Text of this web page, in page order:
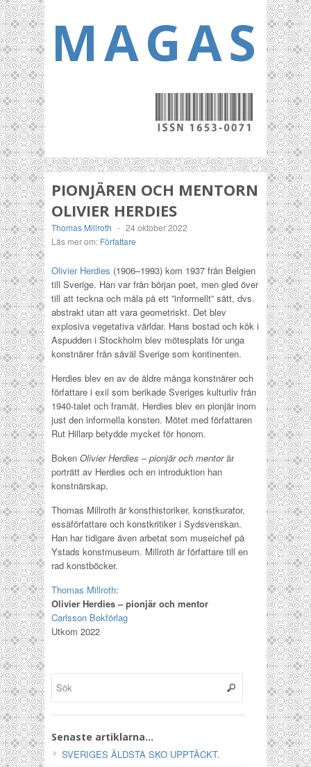
PIONJÄREN OCH MENTORN
OLIVIER HERDIES
Thomas Millroth - 24 oktober 2022
Läs mer om: Författare
Olivier Herdies (1906–1993) kom 1937 från Belgien
till Sverige. Han var från början poet, men gled över
till att teckna och måla på ett ”informellt” sätt, dvs.
abstrakt utan att vara geometriskt. Det blev
explosiva vegetativa världar. Hans bostad och kök i
Aspudden i Stockholm blev mötesplats för unga
konstnärer från såväl Sverige som kontinenten.
Herdies blev en av de äldre många konstnärer och
författare i exil som berikade Sveriges kulturliv från
1940-talet och framåt. Herdies blev en pionjär inom
just den informella konsten. Mötet med författaren
Rut Hillarp betydde mycket för honom.
Boken Olivier Herdies – pionjär och mentorär
porträtt av Herdies och en introduktion han
konstnärskap.
Thomas Millroth är konsthistoriker, konstkurator,
essäförfattare och konstkritiker i Sydsvenskan.
Han har tidigare även arbetat som museichef på
Ystads konstmuseum. Millroth är författare till en
rad konstböcker.
Thomas Millroth:
Olivier Herdies – pionjär och mentor
Carlsson Bokförlag
Utkom 2022
Senaste artiklarna…
SVERIGES ÄLDSTA SKO UPPTÄCKT.